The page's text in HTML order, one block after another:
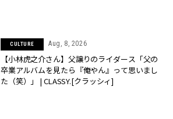
CULTURE Aug, 8, 2026
【小林虎之介さん】父譲りのライダース「父の
卒業アルバムを見たら『俺やん』って思いまし
た（笑）」 | CLASSY.[クラッシィ]